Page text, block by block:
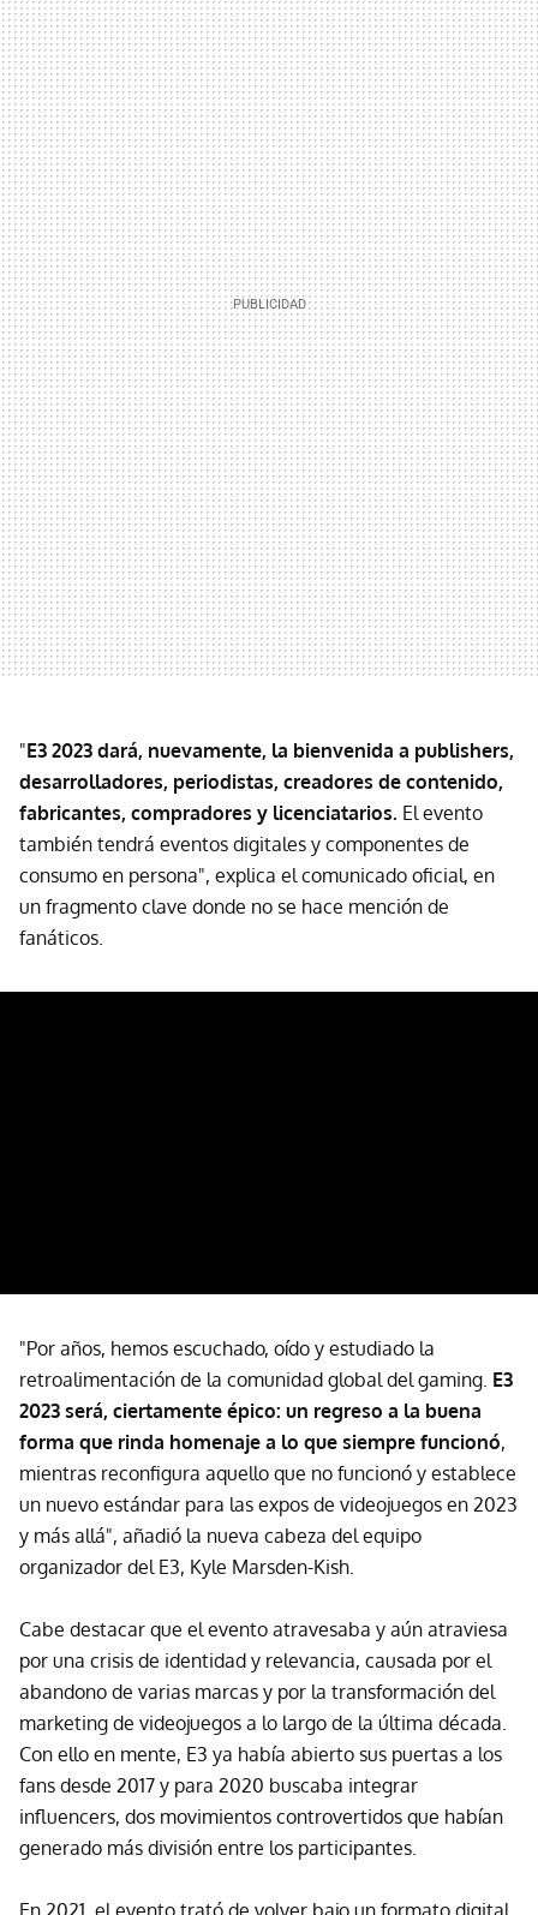
"E3 2023 dará, nuevamente, la bienvenida a publishers,
desarrolladores, periodistas, creadores de contenido,
fabricantes, compradores y licenciatarios. El evento
también tendrá eventos digitales y componentes de
consumo en persona", explica el comunicado oficial, en
un fragmento clave donde no se hace mención de
fanáticos.
"Por años, hemos escuchado, oído y estudiado la
retroalimentación de la comunidad global del gaming. E3
2023 será, ciertamente épico: un regreso a la buena
forma que rinda homenaje a lo que siempre funcionó,
mientras reconfigura aquello que no funcionó y establece
un nuevo estándar para las expos de videojuegos en 2023
y más allá", añadió la nueva cabeza del equipo
organizador del E3, Kyle Marsden-Kish.
Cabe destacar que el evento atravesaba y aún atraviesa
por una crisis de identidad y relevancia, causada por el
abandono de varias marcas y por la transformación del
marketing de videojuegos a lo largo de la última década.
Con ello en mente, E3 ya había abierto sus puertas a los
fans desde 2017 y para 2020 buscaba integrar
influencers, dos movimientos controvertidos que habían
generado más división entre los participantes.
En 2021, el evento trató de volver bajo un formato digital